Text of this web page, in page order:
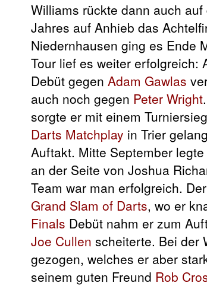
Williams rückte dann auch
Jahres auf Anhieb das
Niedernhausen ging es Ende
Tour lief es weiter erfolgreich:
Debüt gegen Adam Gawlas
auch noch gegen Peter Wright
sorgte er mit einem
Darts Matchplay in Trier
Auftakt. Mitte September
an der Seite von Joshua
Team war man erfolgreich.
Grand Slam of Darts, wo er
Finals Debüt nahm er zum
Joe Cullen scheiterte. Bei der
gezogen, welches er aber
seinem guten Freund Rob